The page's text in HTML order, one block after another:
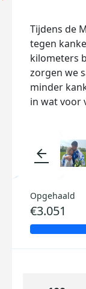
Tijdens de
tegen
kilometers
zorgen we
minder
in wat voor
arrow_back
Opgehaald
€3.051